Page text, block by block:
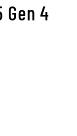
Gen 4